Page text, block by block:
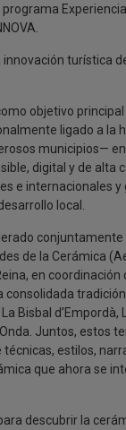
programa
innovación turística
objetivo
ligado a la
municipios—
digital y de alta
e internacionales y
local.
conjuntamente
de la Cerámica
en coordinación
consolidada
Bisbal d’Empordà,
Juntos, estos
estilos,
que ahora se
descubrir la